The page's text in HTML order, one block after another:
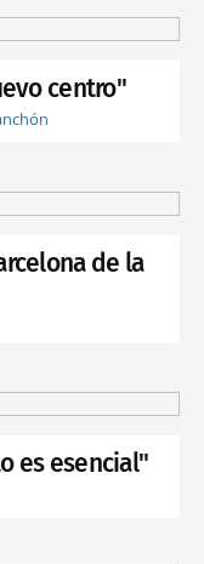
centro"
de la
es esencial"